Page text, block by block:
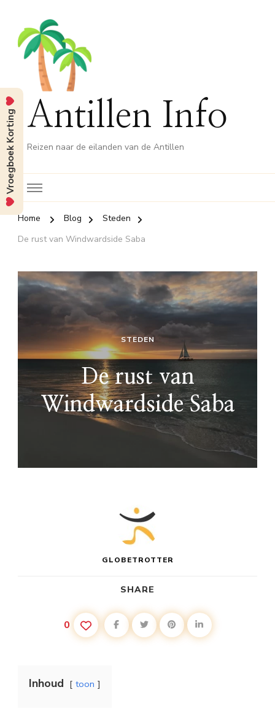
Antillen Info
Reizen naar de eilanden van de Antillen
Home Blog
Steden
De rust van Windwardside Saba
STEDEN
De rust van
Windwardside Saba
GLOBETROTTER
SHARE
0
Inhoud toon
Vroegboek Korting